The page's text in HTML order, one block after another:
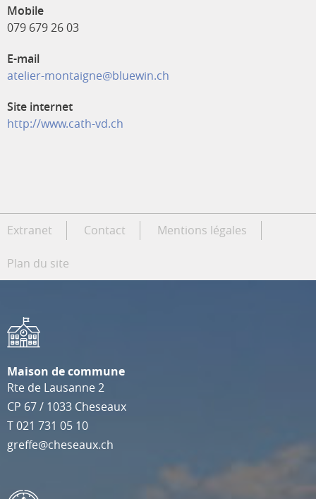
Mobile
079 679 26 03
E-mail
atelier-montaigne@bluewin.ch
Site internet
http://www.cath-vd.ch
Extranet Contact Mentions légales
Plan du site
Maison de commune
Rte de Lausanne 2
CP 67/ 1033 Cheseaux
T021 731 05 10
greffe@cheseaux.ch